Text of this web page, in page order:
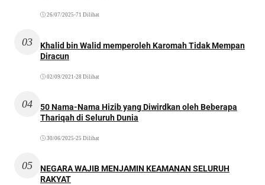
26/07/2025 •71 Dilihat
03
Khalid bin Walid memperoleh Karomah Tidak Mempan
Diracun
02/09/2021 •28 Dilihat
04
50 Nama-Nama Hizib yang Diwirdkan oleh Beberapa
Thariqah di Seluruh Dunia
30/06/2025 •25 Dilihat
05
NEGARA WAJIB MENJAMIN KEAMANAN SELURUH
RAKYAT